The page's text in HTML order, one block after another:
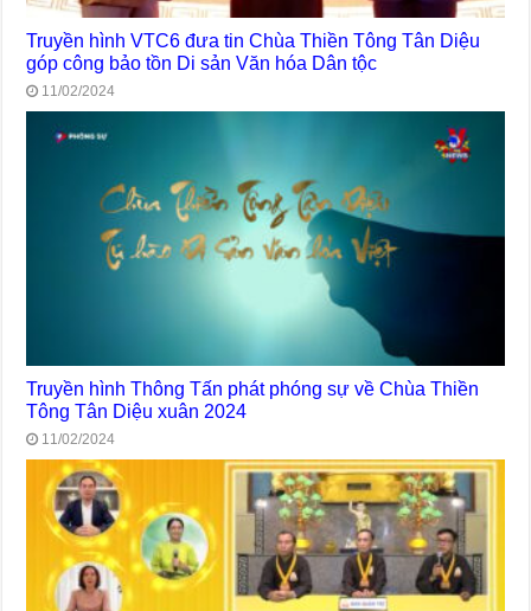
Truyền hình VTC6 đưa tin Chùa Thiền Tông Tân Diệu
góp công bảo tồn Di sản Văn hóa Dân tộc
11/02/2024
Truyền hình Thông Tấn phát phóng sự về Chùa Thiền
Tông Tân Diệu xuân 2024
11/02/2024